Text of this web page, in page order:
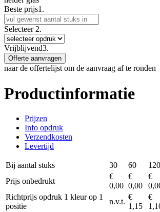
Beste prijs1.
Selecteer 2.
Vrijblijvend3.
Offerte aanvragen
naar de offertelijst om de aanvraag af te ronden
Productinformatie
Prijzen
Info opdruk
Verzendkosten
Levertijd
Bij aantal stuks 30 60 120
Prijs onbedrukt
€
0,00
€
0,00
€
Richtprijs opdruk 1 kleur op 1
positie
n.v.t.
€
1,15
€